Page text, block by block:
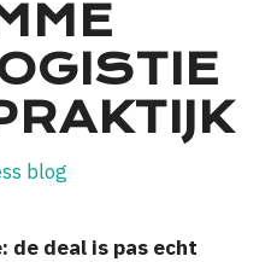
blog
de deal is pas echt